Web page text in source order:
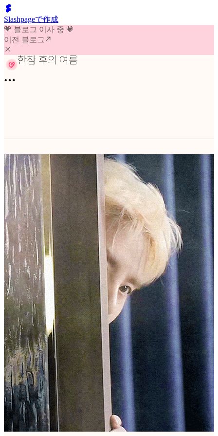
Slashpageで作成
💗 블로그 이사 중 💗
이전 블로그